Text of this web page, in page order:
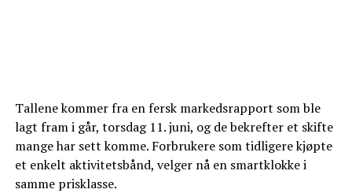
Tallene kommer fra en fersk markedsrapport som ble
lagt fram i går, torsdag 11. juni, og de bekrefter et skifte
mange har sett komme. Forbrukere som tidligere kjøpte
et enkelt aktivitetsbånd, velger nå en smartklokke i
samme prisklasse.